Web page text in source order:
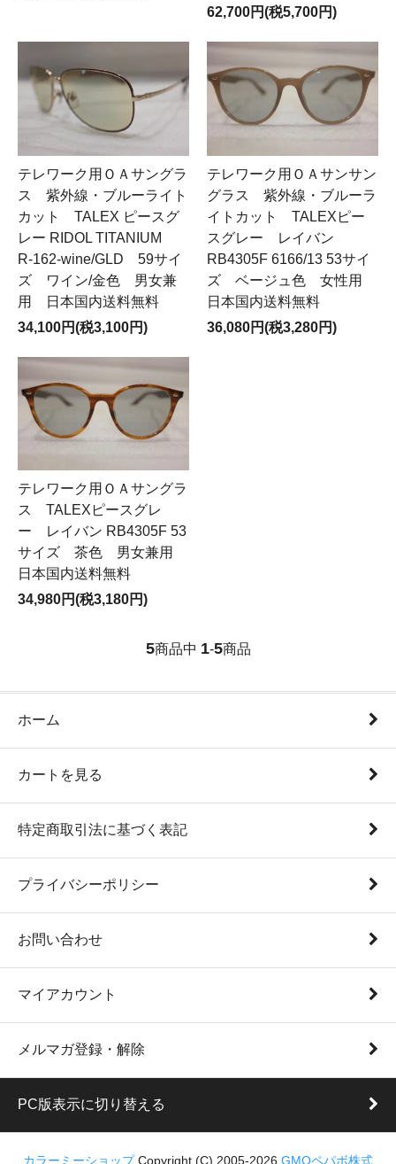
62,700円(税5,700円)
テレワーク用ＯＡサングラ
ス 紫外線・ブルーライト
カット TALEX ピースグ
レー RIDOL TITANIUM
R-162-wine/GLD 59サイ
ズ ワイン/金色 男女兼
用 日本国内送料無料
34,100円(税3,100円)
テレワーク用ＯＡサンサン
グラス 紫外線・ブルーラ
イトカット TALEXピー
スグレー レイバン
RB4305F 6166/13 53サイ
ズ ベージュ色 女性用
日本国内送料無料
36,080円(税3,280円)
テレワーク用ＯＡサングラ
ス TALEXピースグレ
ー レイバン RB4305F 53
サイズ 茶色 男女兼用
日本国内送料無料
34,980円(税3,180円)
5商品中 1-5商品
ホーム
カートを見る
特定商取引法に基づく表記
プライバシーポリシー
お問い合わせ
マイアカウント
メルマガ登録・解除
PC版表示に切り替える
カラーミーショップ Copyright (C) 2005-2026 GMOペパボ株式